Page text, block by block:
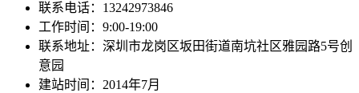
联系电话：13242973846
工作时间：9:00-19:00
联系地址：深圳市龙岗区坂田街道南坑社区雅园路5号创
意园
建站时间：2014年7月